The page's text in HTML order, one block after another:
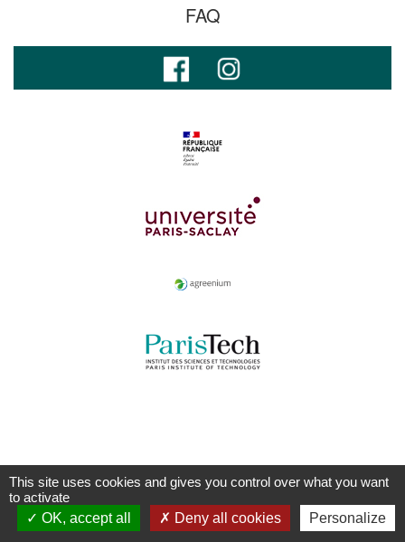
FAQ
This site uses cookies and gives you control over what you want
to activate
OK, accept all
Deny all cookies Personalize